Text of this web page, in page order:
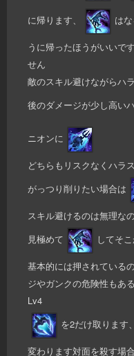
に帰ります、 は
うに帰ったほうがいいで
せん
敵のスキル避けながらハ
後のダメージが少し高い
ニオンに
どちらもリスクなくハラ
がっつり削りたい場合は
スキル避けるのは無理な
見極めて
してそ
基本的には押されている
ジやガンクの危険性もあ
Lv4
を2だけ取ります
変わります対面を殺す場